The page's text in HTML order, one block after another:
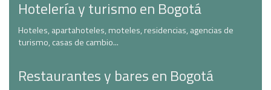
Hotelería y turismo en Bogotá
Hoteles, apartahoteles, moteles, residencias, agencias de
turismo, casas de cambio...
Restaurantes y bares en Bogotá